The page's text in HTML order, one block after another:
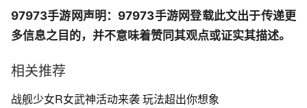
97973手游网声明：97973手游网登载此文出于传递更
多信息之目的，并不意味着赞同其观点或证实其描述。
相关推荐
战舰少女R女武神活动来袭 玩法超出你想象